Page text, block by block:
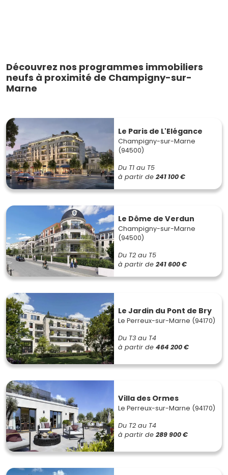
Découvrez nos programmes immobiliers
neufs à proximité de Champigny-sur-
Marne
Le Paris de L'Elégance
Champigny-sur-Marne
(94500)
Du T1 au T5
à partir de 241 100 €
Le Dôme de Verdun
Champigny-sur-Marne
(94500)
Du T2 au T5
à partir de 241 600 €
Le Jardin du Pont de Bry
Le Perreux-sur-Marne (94170)
Du T3 au T4
à partir de 464 200 €
Villa des Ormes
Le Perreux-sur-Marne (94170)
Du T2 au T4
à partir de 289 900 €